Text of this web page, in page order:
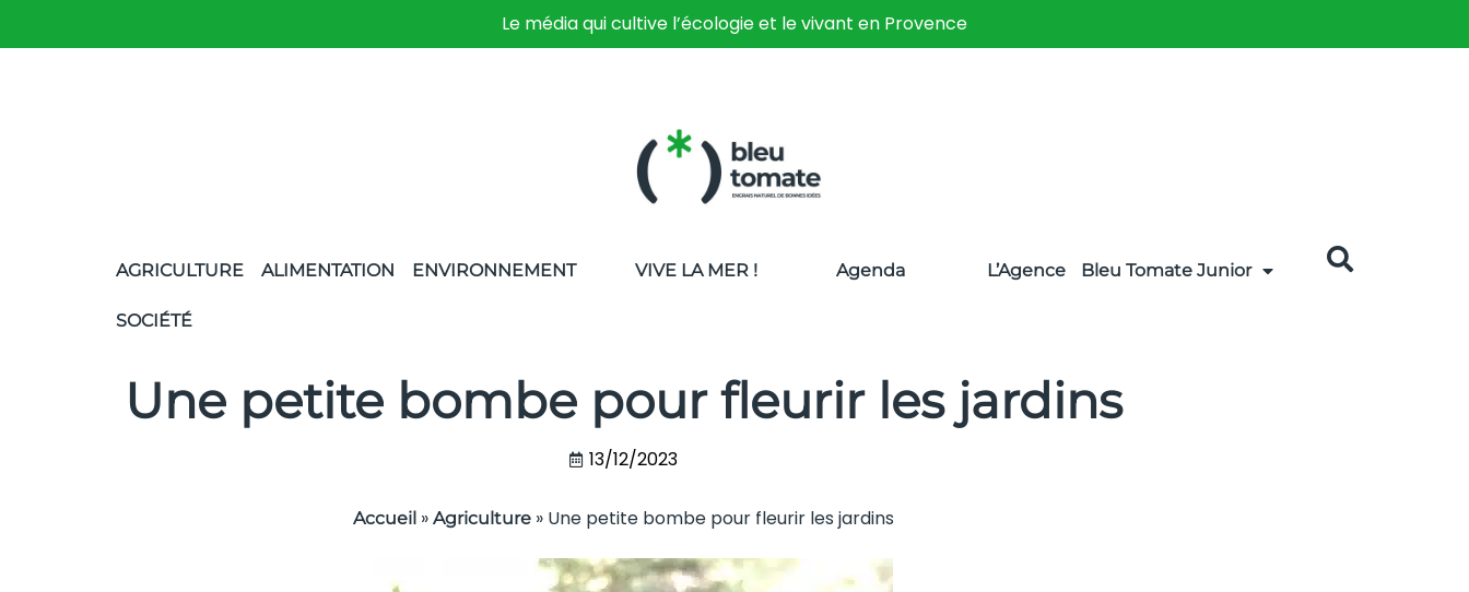
Le média qui cultive l’écologie et le vivant en Provence
AGRICULTURE ALIMENTATION ENVIRONNEMENT
SOCIÉTÉ
VIVE LA MER ! Agenda L’Agence Bleu Tomate Junior
Une petite bombe pour fleurir les jardins
13/12/2023
Accueil» Agriculture» Une petite bombe pour fleurir les jardins